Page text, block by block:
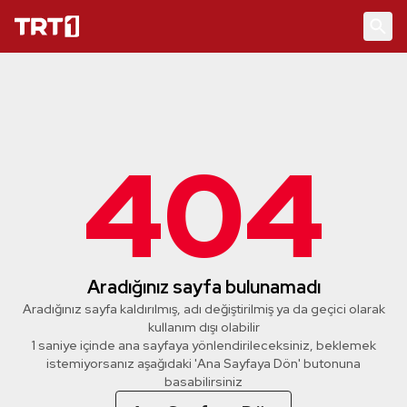
404
Aradığınız sayfa bulunamadı
Aradığınız sayfa kaldırılmış, adı değiştirilmiş ya da geçici olarak
kullanım dışı olabilir
1 saniye içinde ana sayfaya yönlendirileceksiniz, beklemek
istemiyorsanız aşağıdaki 'Ana Sayfaya Dön' butonuna
basabilirsiniz